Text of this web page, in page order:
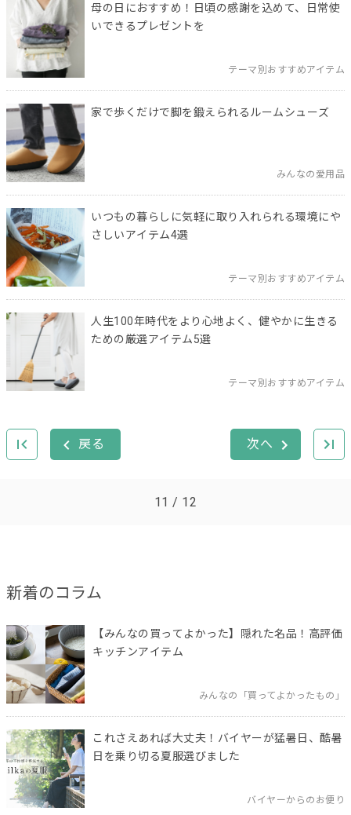
テーマ別おすすめアイテム
母の日におすすめ！日頃の感謝を込めて、日常使
いできるプレゼントを
みんなの愛用品
家で歩くだけで脚を鍛えられるルームシューズ
テーマ別おすすめアイテム
いつもの暮らしに気軽に取り入れられる環境にや
さしいアイテム4選
テーマ別おすすめアイテム
人生100年時代をより心地よく、健やかに生きる
ための厳選アイテム5選
11 / 12
新着のコラム
【みんなの買ってよかった】隠れた名品！高評価
キッチンアイテム
みんなの「買ってよかったもの」
これさえあれば大丈夫！バイヤーが猛暑日、酷暑
日を乗り切る夏服選びました
バイヤーからのお便り